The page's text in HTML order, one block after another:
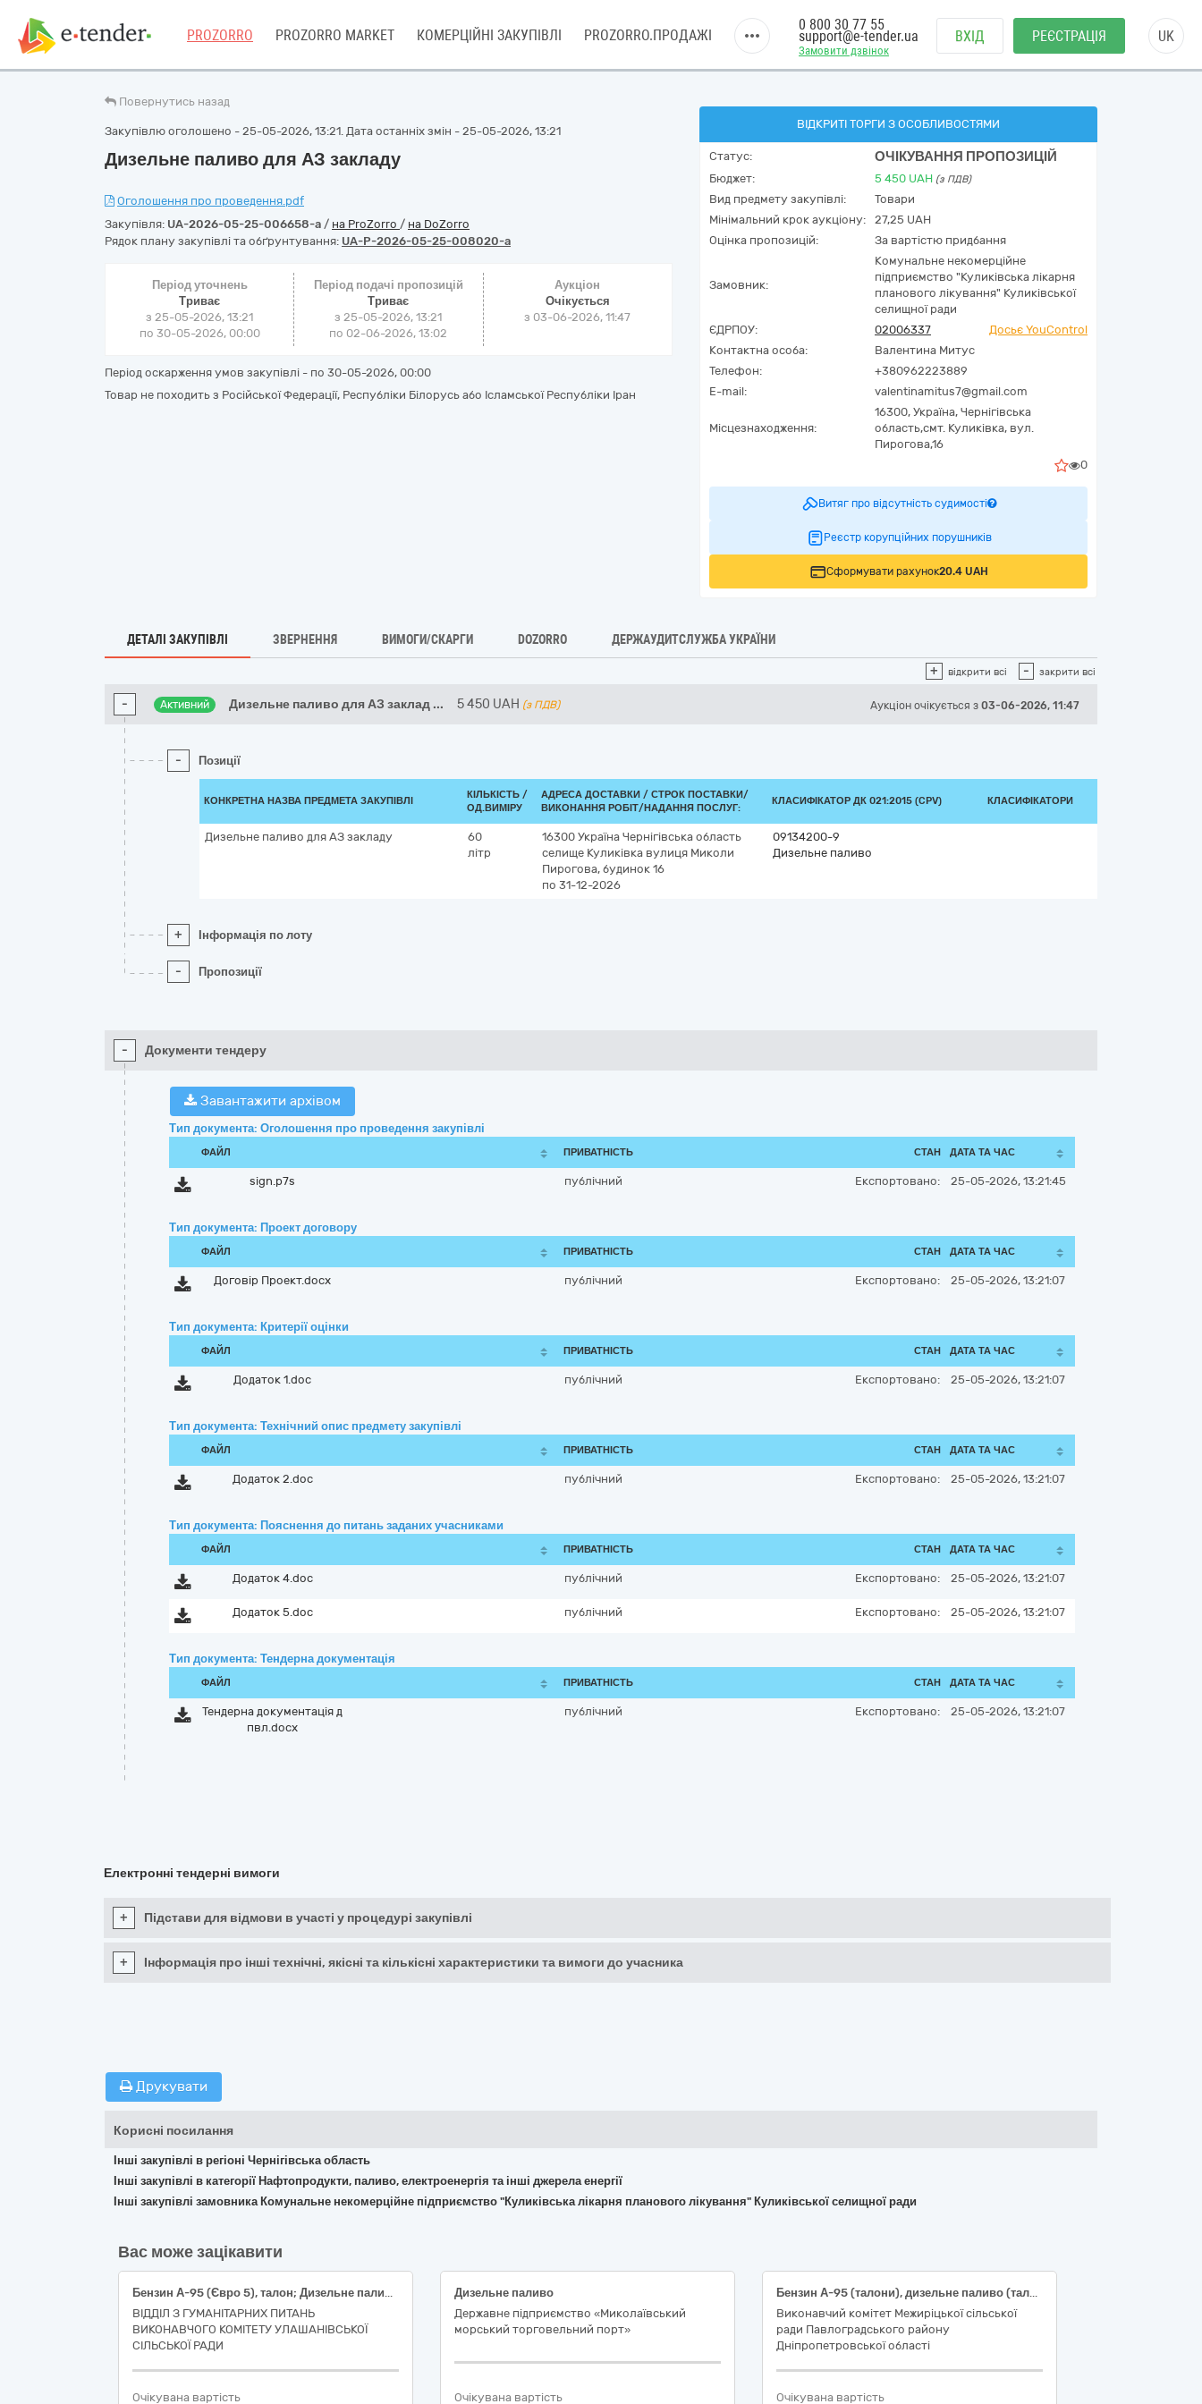
PROZORRO PROZORRO MARKET КОМЕРЦІЙНІ ЗАКУПІВЛІ PROZORRO.ПРОДАЖІ
Замовити дзвінок
0 800 30 77 55
support@e-tender.ua ВХІД РЕЄСТРАЦІЯ UK
Повернутись назад
Закупівлю оголошено - 25-05-2026, 13:21. Дата останніх змін - 25-05-2026, 13:21
Дизельне паливо для АЗ закладу
Оголошення про проведення.pdf
Закупівля: UA-2026-05-25-006658-a / на ProZorro / на DoZorro
Рядок плану закупівлі та обґрунтування: UA-P-2026-05-25-008020-a
Період уточнень
Триває
з 25-05-2026, 13:21
по 30-05-2026, 00:00
Період подачі пропозицій
Триває
з 25-05-2026, 13:21
по 02-06-2026, 13:02
Аукціон
Очікується
з 03-06-2026, 11:47
Період оскарження умов закупівлі - по 30-05-2026, 00:00
Товар не походить з Російської Федерації, Республіки Білорусь або Ісламської Республіки Іран
ВІДКРИТІ ТОРГИ З ОСОБЛИВОСТЯМИ
Статус: ОЧІКУВАННЯ ПРОПОЗИЦІЙ
Бюджет: 5 450 UAH (з ПДВ)
Вид предмету закупівлі:
Товари
Мінімальний крок аукціону:
27,25 UAH
Оцінка пропозицій:
За вартістю придбання
Замовник:
Комунальне некомерційне
підприємство "Куликівська лікарня
планового лікування" Куликівської
селищної ради
ЄДРПОУ:
02006337
Досьє YouControl
Контактна особа:
Валентина Митус
Телефон:
+380962223889
E-mail:
valentinamitus7@gmail.com
Місцезнаходження:
16300, Україна, Чернігівська
область,смт. Куликівка, вул.
Пирогова,16
0
Витяг про відсутність судимості
Реєстр корупційних порушників
Сформувати рахунок20.4 UAH
ДЕТАЛІ ЗАКУПІВЛІ ЗВЕРНЕННЯ ВИМОГИ/СКАРГИ DOZORRO ДЕРЖАУДИТСЛУЖБА УКРАЇНИ
+ відкрити всі - закрити всі
- Активний Дизельне паливо для АЗ заклад ... 5 450 UAH (з ПДВ) Аукціон очікується з 03-06-2026, 11:47
- Позиції
КОНКРЕТНА НАЗВА ПРЕДМЕТА ЗАКУПІВЛІ
КІЛЬКІСТЬ /
ОД.ВИМІРУ
АДРЕСА ДОСТАВКИ / СТРОК ПОСТАВКИ/
ВИКОНАННЯ РОБІТ/НАДАННЯ ПОСЛУГ:
КЛАСИФІКАТОР ДК 021:2015 (CPV) КЛАСИФІКАТОРИ
Дизельне паливо для АЗ закладу
60
літр
16300 Україна Чернігівська область
селище Куликівка вулиця Миколи
Пирогова, будинок 16
по 31-12-2026
09134200-9
Дизельне паливо
+ Інформація по лоту
- Пропозиції
- Документи тендеру
Завантажити архівом
Тип документа: Оголошення про проведення закупівлі
ФАЙЛ ПРИВАТНІСТЬ СТАН ДАТА ТА ЧАС
sign.p7s публічний Експортовано: 25-05-2026, 13:21:45
Тип документа: Проект договору
ФАЙЛ ПРИВАТНІСТЬ СТАН ДАТА ТА ЧАС
Договір Проект.docx публічний Експортовано: 25-05-2026, 13:21:07
Тип документа: Критерії оцінки
ФАЙЛ ПРИВАТНІСТЬ СТАН ДАТА ТА ЧАС
Додаток 1.doc публічний Експортовано: 25-05-2026, 13:21:07
Тип документа: Технічний опис предмету закупівлі
ФАЙЛ ПРИВАТНІСТЬ СТАН ДАТА ТА ЧАС
Додаток 2.doc публічний Експортовано: 25-05-2026, 13:21:07
Тип документа: Пояснення до питань заданих учасниками
ФАЙЛ ПРИВАТНІСТЬ СТАН ДАТА ТА ЧАС
Додаток 4.doc публічний Експортовано: 25-05-2026, 13:21:07
Додаток 5.doc публічний Експортовано: 25-05-2026, 13:21:07
Тип документа: Тендерна документація
ФАЙЛ ПРИВАТНІСТЬ СТАН ДАТА ТА ЧАС
Тендерна документація д
пвл.docx
публічний Експортовано: 25-05-2026, 13:21:07
Електронні тендерні вимоги
+ Підстави для відмови в участі у процедурі закупівлі
+ Інформація про інші технічні, якісні та кількісні характеристики та вимоги до учасника
Друкувати
Корисні посилання
Інші закупівлі в регіоні Чернігівська область
Інші закупівлі в категорії Нафтопродукти, паливо, електроенергія та інші джерела енергії
Інші закупівлі замовника Комунальне некомерційне підприємство "Куликівська лікарня планового лікування" Куликівської селищної ради
Вас може зацікавити
Бензин А-95 (Євро 5), талон; Дизельне паливо (Євро 5), талон
ВІДДІЛ З ГУМАНІТАРНИХ ПИТАНЬ
ВИКОНАВЧОГО КОМІТЕТУ УЛАШАНІВСЬКОЇ
СІЛЬСЬКОЇ РАДИ
Очікувана вартість
Дизельне паливо
Державне підприємство «Миколаївський
морський торговельний порт»
Очікувана вартість
Бензин А-95 (талони), дизельне паливо (талони)
Виконавчий комітет Межиріцької сільської
ради Павлоградського району
Дніпропетровської області
Очікувана вартість